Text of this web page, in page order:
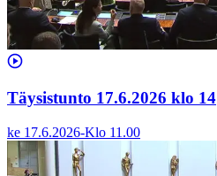
Täysistunto 17.6.2026 klo 14
ke 17.6.2026-Klo 11.00